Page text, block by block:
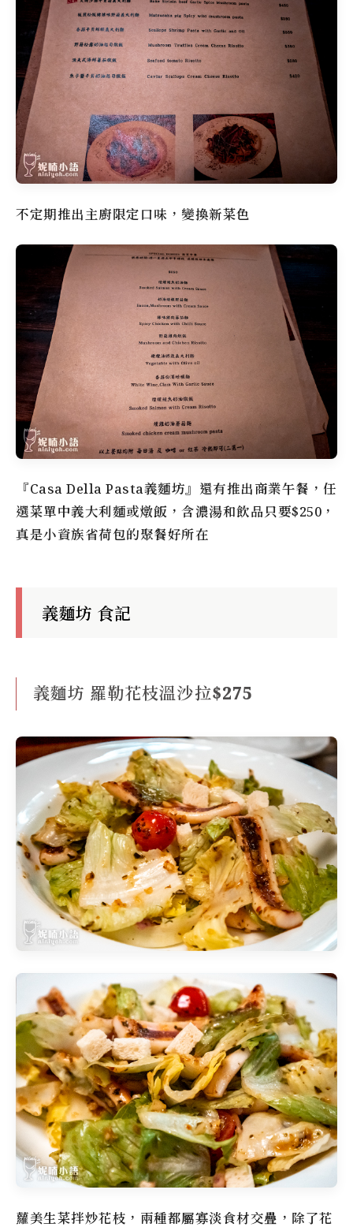
不定期推出主廚限定口味，變換新菜色
『Casa Della Pasta義麵坊』還有推出商業午餐，任
選菜單中義大利麵或燉飯，含濃湯和飲品只要$250，
真是小資族省荷包的聚餐好所在
義麵坊 食記
義麵坊 羅勒花枝溫沙拉$275
蘿美生菜拌炒花枝，兩種都屬寡淡食材交疊，除了花